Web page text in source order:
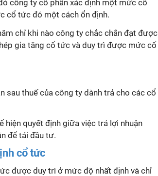
công ty cổ phần xác định một mức cổ
cổ tức đó một cách ổn định.
chỉ khi nào công ty chắc chắn đạt được
gia tăng cổ tức và duy trì được mức cổ
sau thuế của công ty dành trả cho các cổ
hiện quyết định giữa việc trả lợi nhuận
để tái đầu tư.
cổ tức
được duy trì ở mức độ nhất định và chỉ